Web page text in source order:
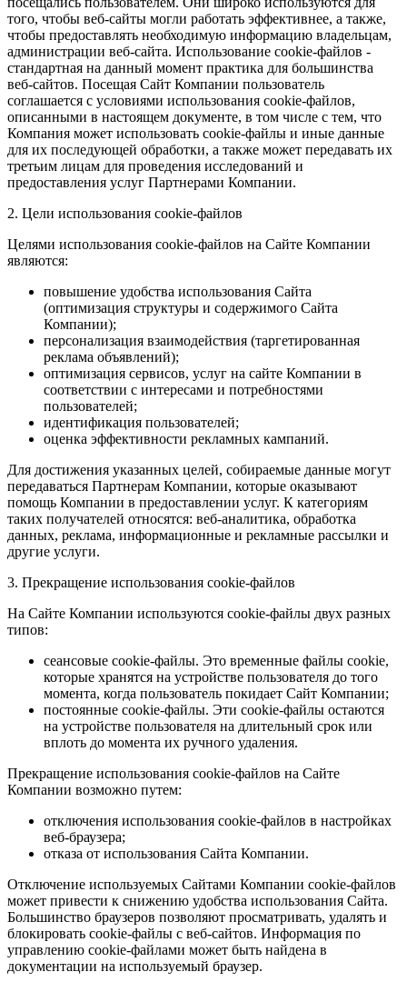
того, чтобы веб-сайты могли работать эффективнее, а также,
чтобы предоставлять необходимую информацию владельцам,
администрации веб-сайта. Использование cookie-файлов -
стандартная на данный момент практика для большинства
веб-сайтов. Посещая Сайт Компании пользователь
соглашается с условиями использования cookie-файлов,
описанными в настоящем документе, в том числе с тем, что
Компания может использовать cookie-файлы и иные данные
для их последующей обработки, а также может передавать их
третьим лицам для проведения исследований и
предоставления услуг Партнерами Компании.
2. Цели использования cookie-файлов
Целями использования cookie-файлов на Сайте Компании
являются:
повышение удобства использования Сайта
(оптимизация структуры и содержимого Сайта
Компании);
персонализация взаимодействия (таргетированная
реклама объявлений);
оптимизация сервисов, услуг на сайте Компании в
соответствии с интересами и потребностями
пользователей;
идентификация пользователей;
оценка эффективности рекламных кампаний.
Для достижения указанных целей, собираемые данные могут
передаваться Партнерам Компании, которые оказывают
помощь Компании в предоставлении услуг. К категориям
таких получателей относятся: веб-аналитика, обработка
данных, реклама, информационные и рекламные рассылки и
другие услуги.
3. Прекращение использования cookie-файлов
На Сайте Компании используются cookie-файлы двух разных
типов:
сеансовые cookie-файлы. Это временные файлы cookie,
которые хранятся на устройстве пользователя до того
момента, когда пользователь покидает Сайт Компании;
постоянные cookie-файлы. Эти cookie-файлы остаются
на устройстве пользователя на длительный срок или
вплоть до момента их ручного удаления.
Прекращение использования cookie-файлов на Сайте
Компании возможно путем:
отключения использования cookie-файлов в настройках
веб-браузера;
отказа от использования Сайта Компании.
Отключение используемых Сайтами Компании cookie-файлов
может привести к снижению удобства использования Сайта.
Большинство браузеров позволяют просматривать, удалять и
блокировать cookie-файлы c веб-сайтов. Информация по
управлению cookie-файлами может быть найдена в
документации на используемый браузер.